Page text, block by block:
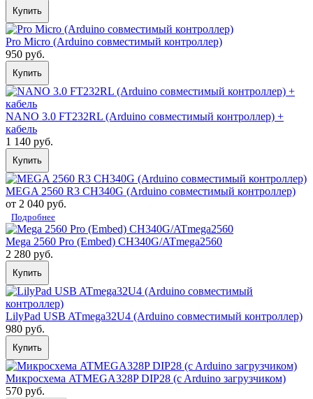
Купить
Pro Micro (Arduino совместимый контроллер)
950 руб.
Купить
NANO 3.0 FT232RL (Arduino совместимый контроллер) +
кабель
1 140 руб.
Купить
MEGA 2560 R3 CH340G (Arduino совместимый контроллер)
от 2 040 руб.
Подробнее
Mega 2560 Pro (Embed) CH340G/ATmega2560
2 280 руб.
Купить
LilyPad USB ATmega32U4 (Arduino совместимый контроллер)
980 руб.
Купить
Микросхема ATMEGA328P DIP28 (c Arduino загрузчиком)
570 руб.